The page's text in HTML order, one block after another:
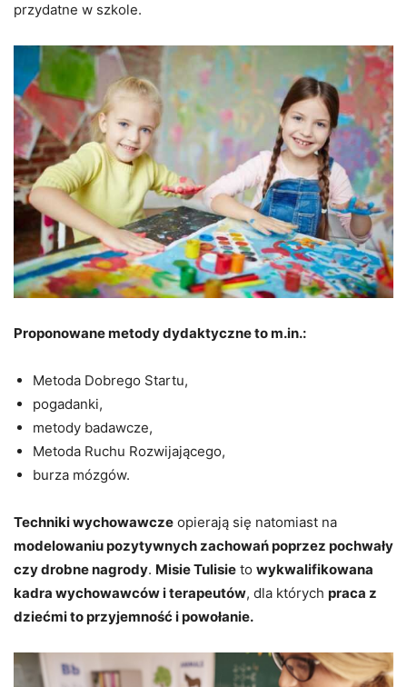
przydatne w szkole.
Proponowane metody dydaktyczne to m.in.:
Metoda Dobrego Startu,
pogadanki,
metody badawcze,
Metoda Ruchu Rozwijającego,
burza mózgów.
Techniki wychowawcze opierają się natomiast na
modelowaniu pozytywnych zachowań poprzez pochwały
czy drobne nagrody. Misie Tulisie to wykwalifikowana
kadra wychowawców i terapeutów, dla których praca z
dziećmi to przyjemność i powołanie.